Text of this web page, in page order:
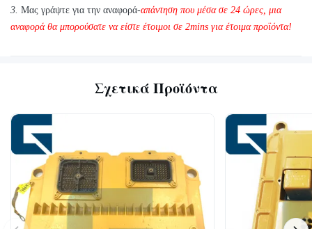
3. Μας γράψτε για την αναφορά-απάντηση που μέσα σε 24 ώρες, μια
αναφορά θα μπορούσατε να είστε έτοιμοι σε 2mins για έτοιμα προϊόντα!
Σχετικά Προϊόντα